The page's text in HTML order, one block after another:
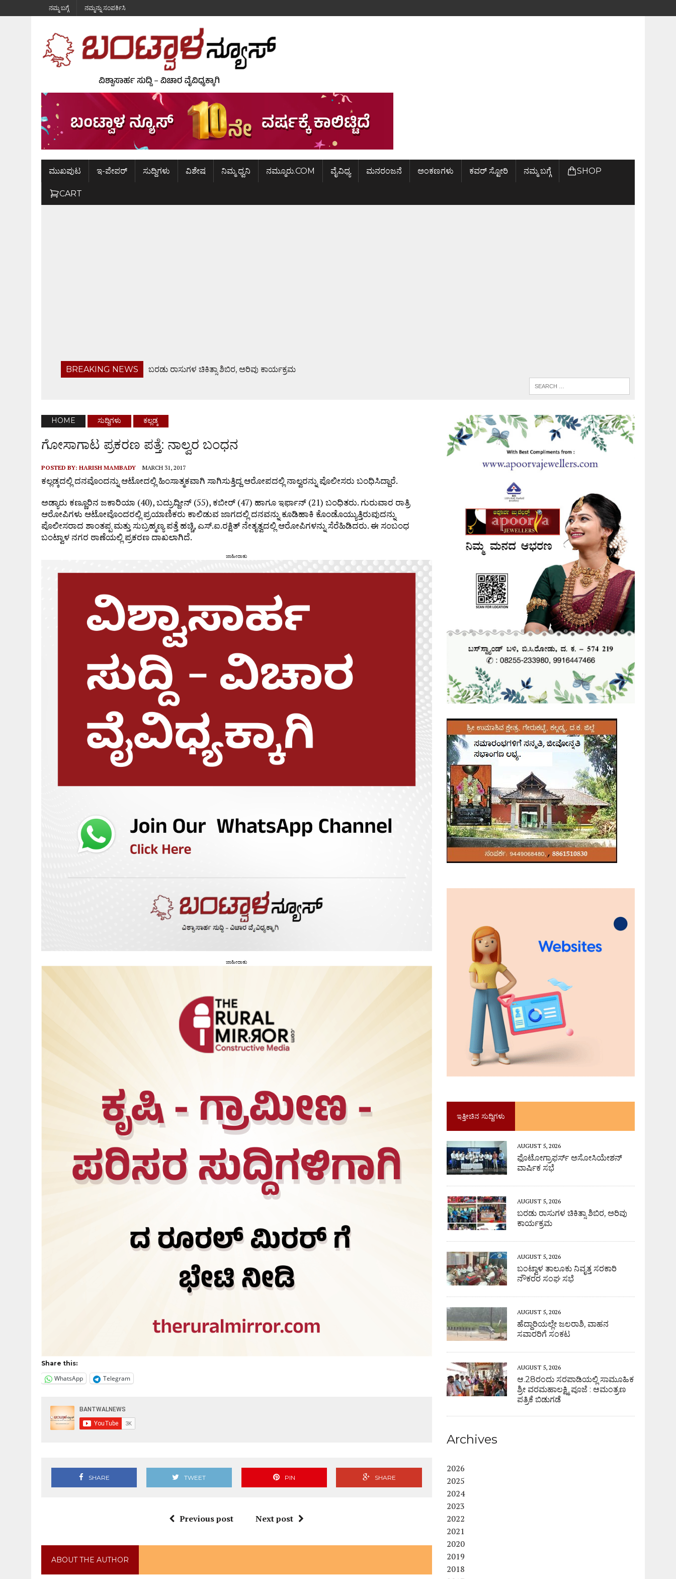
ನಮ್ಮ ಬಗ್ಗೆ ನಮ್ಮನ್ನು ಸಂಪರ್ಕಿಸಿ
ಮುಖಪುಟ ಇ-ಪೇಪರ್ ಸುದ್ದಿಗಳು ವಿಶೇಷ ನಿಮ್ಮ ಧ್ವನಿ ನಮ್ಮೂರು.COM ವೈವಿಧ್ಯ ಮನರಂಜನೆ ಅಂಕಣಗಳು ಕವರ್ ಸ್ಟೋರಿ ನಮ್ಮ ಬಗ್ಗೆ SHOP
CART
BREAKING NEWS
ಬರಡು ರಾಸುಗಳ ಚಿಕಿತ್ಸಾ ಶಿಬಿರ, ಅರಿವು ಕಾರ್ಯಕ್ರಮ
ಆ.28ರಂದು ಸರಪಾಡಿಯಲ್ಲಿ ಸಾಮೂಹಿಕ ಶ್ರೀ ವರಮಹಾಲಕ್ಷ್ಮಿ ಪೂಜೆ : ಆಮಂತ್ರಣ ಪತ್ರಿಕೆ ಬಿಡುಗಡೆ
HOME ಸುದ್ದಿಗಳು ಕಲ್ಲಡ್ಕ
ಗೋಸಾಗಾಟ ಪ್ರಕರಣ ಪತ್ತೆ: ನಾಲ್ವರ ಬಂಧನ
POSTED BY: HARISH MAMBADY MARCH 31, 2017
ಕಲ್ಲಡ್ಕದಲ್ಲಿ ದನವೊಂದನ್ನು ಆಟೋದಲ್ಲಿ ಹಿಂಸಾತ್ಮಕವಾಗಿ ಸಾಗಿಸುತ್ತಿದ್ದ ಆರೋಪದಲ್ಲಿ ನಾಲ್ವರನ್ನು ಪೊಲೀಸರು ಬಂಧಿಸಿದ್ದಾರೆ.
ಅಡ್ಯಾರು ಕಣ್ಣೂರಿನ ಜಕಾರಿಯಾ (40), ಬದ್ರುದ್ದೀನ್ (55), ಕಬೀರ್ (47) ಹಾಗೂ ಇರ್ಫಾನ್ (21) ಬಂಧಿತರು. ಗುರುವಾರ ರಾತ್ರಿ
ಆರೋಪಿಗಳು ಆಟೋವೊಂದರಲ್ಲಿ ಪ್ರಯಾಣಿಕರು ಕಾಲಿಡುವ ಜಾಗದಲ್ಲಿ ದನವನ್ನು ಕೂಡಿಹಾಕಿ ಕೊಂಡೊಯ್ಯುತ್ತಿರುವುದನ್ನು
ಪೊಲೀಸರಾದ ಶಾಂತಪ್ಪ ಮತ್ತು ಸುಬ್ರಹ್ಮಣ್ಯ ಪತ್ತೆ ಹಚ್ಚಿ, ಎಸ್.ಐ.ರಕ್ಷಿತ್ ನೇತೃತ್ವದಲ್ಲಿ ಆರೋಪಿಗಳನ್ನು ಸೆರೆಹಿಡಿದರು. ಈ ಸಂಬಂಧ
ಬಂಟ್ವಾಳ ನಗರ ಠಾಣೆಯಲ್ಲಿ ಪ್ರಕರಣ ದಾಖಲಾಗಿದೆ.
ಜಾಹೀರಾತು
ಜಾಹೀರಾತು
Share this:
WhatsApp Telegram
SHARE TWEET PIN SHARE
Previous post Next post
ABOUT THE AUTHOR
ಇತ್ತೀಚಿನ ಸುದ್ದಿಗಳು
AUGUST 5, 2026
ಫೊಟೋಗ್ರಾಫರ್ಸ್ ಅಸೋಸಿಯೇಶನ್
ವಾರ್ಷಿಕ ಸಭೆ
AUGUST 5, 2026
ಬರಡು ರಾಸುಗಳ ಚಿಕಿತ್ಸಾ ಶಿಬಿರ, ಅರಿವು
ಕಾರ್ಯಕ್ರಮ
AUGUST 5, 2026
ಬಂಟ್ವಾಳ ತಾಲೂಕು ನಿವೃತ್ತ ಸರಕಾರಿ
ನೌಕರರ ಸಂಘ ಸಭೆ
AUGUST 5, 2026
ಹೆದ್ದಾರಿಯಲ್ಲೇ ಜಲರಾಶಿ, ವಾಹನ
ಸವಾರರಿಗೆ ಸಂಕಟ
AUGUST 5, 2026
ಆ.28ರಂದು ಸರಪಾಡಿಯಲ್ಲಿ ಸಾಮೂಹಿಕ
ಶ್ರೀ ವರಮಹಾಲಕ್ಷ್ಮಿ ಪೂಜೆ : ಆಮಂತ್ರಣ
ಪತ್ರಿಕೆ ಬಿಡುಗಡೆ
Archives
2026
2025
2024
2023
2022
2021
2020
2019
2018